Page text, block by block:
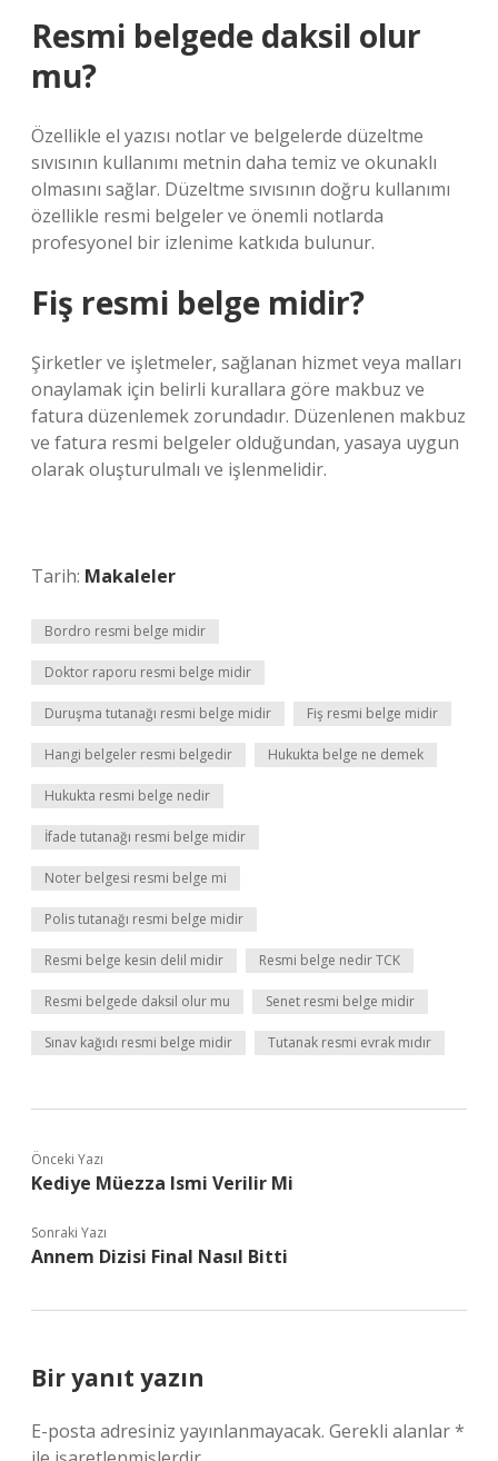
Resmi belgede daksil olur
mu?
Özellikle el yazısı notlar ve belgelerde düzeltme
sıvısının kullanımı metnin daha temiz ve okunaklı
olmasını sağlar. Düzeltme sıvısının doğru kullanımı
özellikle resmi belgeler ve önemli notlarda
profesyonel bir izlenime katkıda bulunur.
Fiş resmi belge midir?
Şirketler ve işletmeler, sağlanan hizmet veya malları
onaylamak için belirli kurallara göre makbuz ve
fatura düzenlemek zorundadır. Düzenlenen makbuz
ve fatura resmi belgeler olduğundan, yasaya uygun
olarak oluşturulmalı ve işlenmelidir.
Tarih: Makaleler
Bordro resmi belge midir
Doktor raporu resmi belge midir
Duruşma tutanağı resmi belge midir Fiş resmi belge midir
Hangi belgeler resmi belgedir Hukukta belge ne demek
Hukukta resmi belge nedir
İfade tutanağı resmi belge midir
Noter belgesi resmi belge mi
Polis tutanağı resmi belge midir
Resmi belge kesin delil midir Resmi belge nedir TCK
Resmi belgede daksil olur mu Senet resmi belge midir
Sınav kağıdı resmi belge midir Tutanak resmi evrak mıdır
Önceki Yazı
Kediye Müezza Ismi Verilir Mi
Sonraki Yazı
Annem Dizisi Final Nasıl Bitti
Bir yanıt yazın
E-posta adresiniz yayınlanmayacak. Gerekli alanlar*